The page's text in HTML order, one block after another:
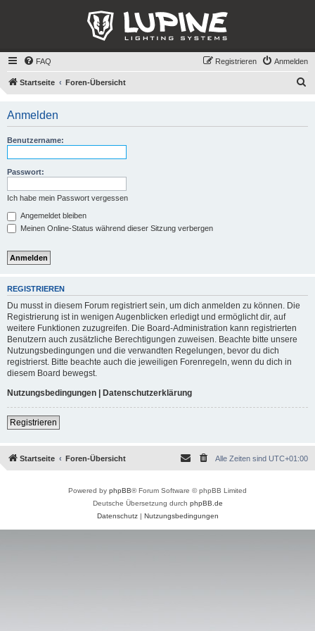
FAQ Anmelden
Registrieren
Startseite Foren-Übersicht
Anmelden
Benutzername:
Passwort:
Ich habe mein Passwort vergessen
Angemeldet bleiben
Meinen Online-Status während dieser Sitzung verbergen
REGISTRIEREN
Du musst in diesem Forum registriert sein, um dich anmelden zu können. Die
Registrierung ist in wenigen Augenblicken erledigt und ermöglicht dir, auf
weitere Funktionen zuzugreifen. Die Board-Administration kann registrierten
Benutzern auch zusätzliche Berechtigungen zuweisen. Beachte bitte unsere
Nutzungsbedingungen und die verwandten Regelungen, bevor du dich
registrierst. Bitte beachte auch die jeweiligen Forenregeln, wenn du dich in
diesem Board bewegst.
Nutzungsbedingungen | Datenschutzerklärung
Registrieren
Startseite Foren-Übersicht Alle Zeiten sind UTC+01:00
Powered by phpBB® Forum Software © phpBB Limited
Deutsche Übersetzung durch phpBB.de
Datenschutz| Nutzungsbedingungen